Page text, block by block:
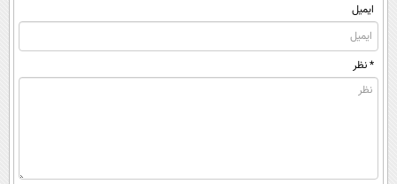
ایمیل
* نظر